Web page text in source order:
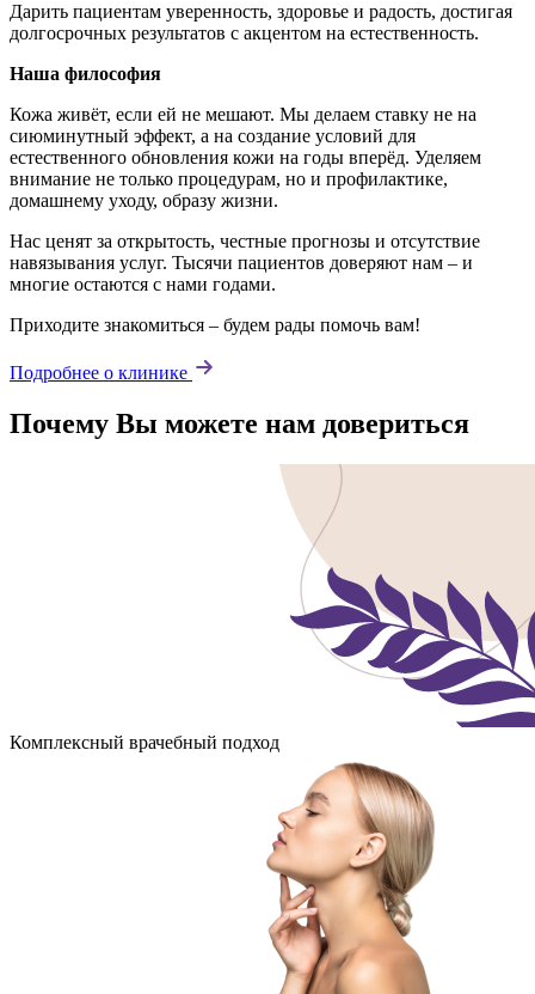
Дарить пациентам уверенность, здоровье и радость, достигая
долгосрочных результатов с акцентом на естественность.
Наша философия
Кожа живёт, если ей не мешают. Мы делаем ставку не на
сиюминутный эффект, а на создание условий для
естественного обновления кожи на годы вперёд. Уделяем
внимание не только процедурам, но и профилактике,
домашнему уходу, образу жизни.
Нас ценят за открытость, честные прогнозы и отсутствие
навязывания услуг. Тысячи пациентов доверяют нам – и
многие остаются с нами годами.
Приходите знакомиться – будем рады помочь вам!
Подробнее о клинике
Почему Вы можете нам довериться
Комплексный врачебный подход